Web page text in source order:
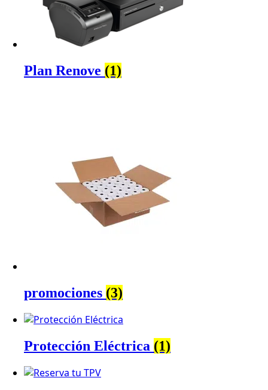
Plan Renove (1)
promociones (3)
Protección Eléctrica (1)